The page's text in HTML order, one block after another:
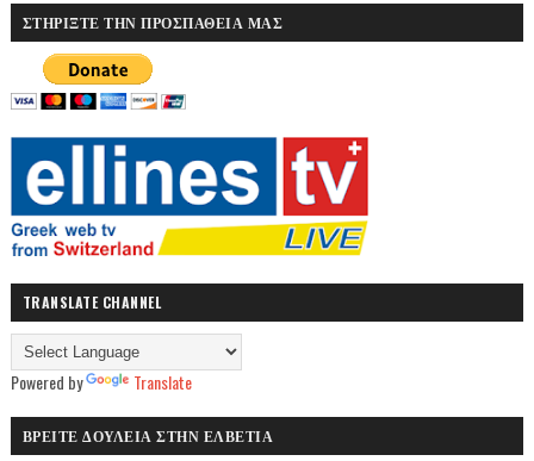
ΣΤΗΡΙΞΤΕ ΤΗΝ ΠΡΟΣΠΑΘΕΙΑ ΜΑΣ
TRANSLATE CHANNEL
Powered by Translate
ΒΡΕΙΤΕ ΔΟΥΛΕΙΑ ΣΤΗΝ ΕΛΒΕΤΙΑ